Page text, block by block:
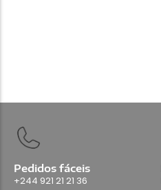
Pedidos fáceis
+244 921 21 21 36